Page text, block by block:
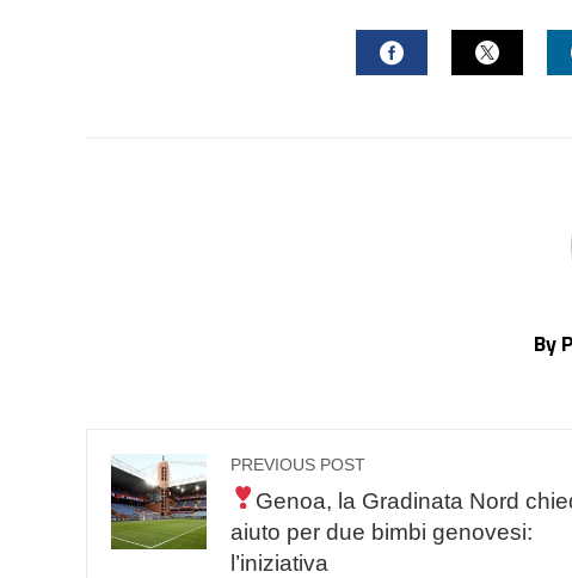
By
PREVIOUS POST
Genoa, la Gradinata Nord
aiuto per due bimbi genovesi:
l’iniziativa